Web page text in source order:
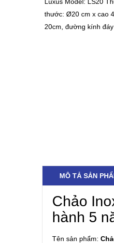
thước: Ø20 cm x cao
20cm, đường kính đáy
MÔ TẢ SẢN
Chảo
hành 5
Tên sản phẩm: